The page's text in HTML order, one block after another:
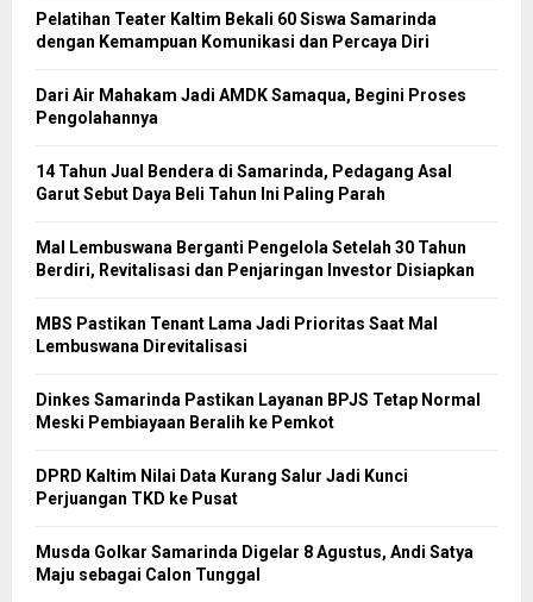
Pelatihan Teater Kaltim Bekali 60 Siswa Samarinda
dengan Kemampuan Komunikasi dan Percaya Diri
Dari Air Mahakam Jadi AMDK Samaqua, Begini Proses
Pengolahannya
14 Tahun Jual Bendera di Samarinda, Pedagang Asal
Garut Sebut Daya Beli Tahun Ini Paling Parah
Mal Lembuswana Berganti Pengelola Setelah 30 Tahun
Berdiri, Revitalisasi dan Penjaringan Investor Disiapkan
MBS Pastikan Tenant Lama Jadi Prioritas Saat Mal
Lembuswana Direvitalisasi
Dinkes Samarinda Pastikan Layanan BPJS Tetap Normal
Meski Pembiayaan Beralih ke Pemkot
DPRD Kaltim Nilai Data Kurang Salur Jadi Kunci
Perjuangan TKD ke Pusat
Musda Golkar Samarinda Digelar 8 Agustus, Andi Satya
Maju sebagai Calon Tunggal